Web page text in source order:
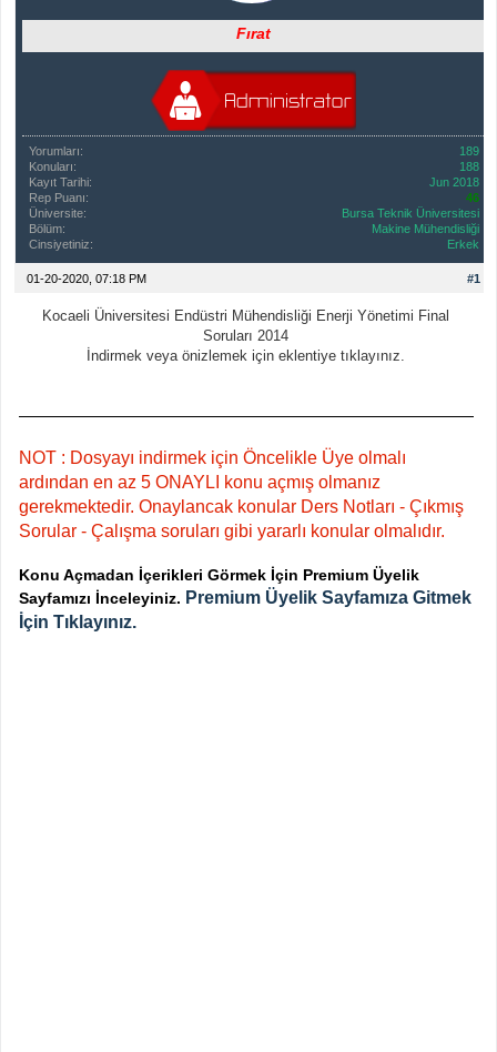
Fırat
Yorumları:
189
Konuları:
188
Kayıt Tarihi:
Jun 2018
Rep Puanı:
46
Üniversite:
Bursa Teknik Üniversitesi
Bölüm:
Makine Mühendisliği
Cinsiyetiniz:
Erkek
#1
01-20-2020, 07:18 PM
Kocaeli Üniversitesi Endüstri Mühendisliği Enerji Yönetimi Final
Soruları 2014
İndirmek veya önizlemek için eklentiye tıklayınız.
NOT : Dosyayı indirmek için Öncelikle Üye olmalı
ardından en az 5 ONAYLI konu açmış olmanız
gerekmektedir. Onaylancak konular Ders Notları - Çıkmış
Sorular - Çalışma soruları gibi yararlı konular olmalıdır.
Konu Açmadan İçerikleri Görmek İçin Premium Üyelik
Sayfamızı İnceleyiniz. Premium Üyelik Sayfamıza Gitmek
İçin Tıklayınız.